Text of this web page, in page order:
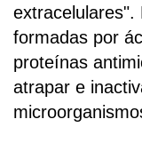
extracelulares".
formadas por
proteínas
atrapar e